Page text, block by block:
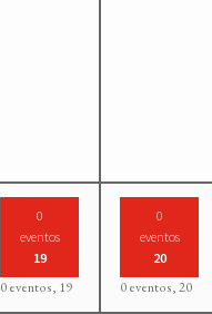
0
eventos
19
0 eventos, 19
0
eventos
20
0 eventos,20